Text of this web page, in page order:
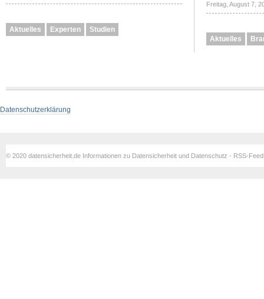
Aktuelles Experten Studien
Freitag, August 7,
Aktuelles
Datenschutzerklärung
© 2020 datensicherheit.de Informationen zu Datensicherheit und Datenschutz - RSS-